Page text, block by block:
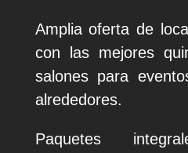
Amplia oferta de
con las mejores
salones para
alrededores.
Paquetes